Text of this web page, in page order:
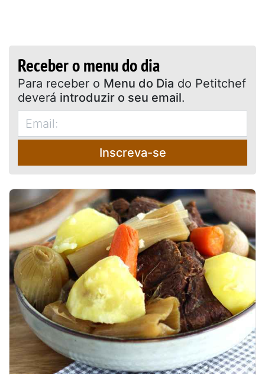
Receber o menu do dia
Para receber o Menu do Dia do Petitchef
deverá introduzir o seu email.
Inscreva-se